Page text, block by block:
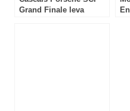
Grand Finale leva